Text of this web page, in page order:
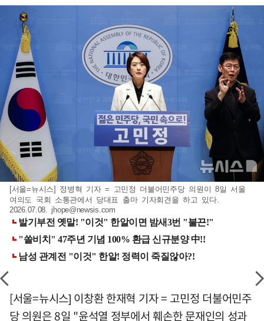
[서울=뉴시스] 정병혁 기자 = 고민정 더불어민주당 의원이 8일 서울
여의도 국회 소통관에서 당대표 출마 기자회견을 하고 있다.
2026.07.08. jhope@newsis.com
[서울=뉴시스] 이창환 한재혁 기자 = 고민정 더불어민주
당 의원은 8일 "윤석열 정부에서 훼손한 문재인의 성과